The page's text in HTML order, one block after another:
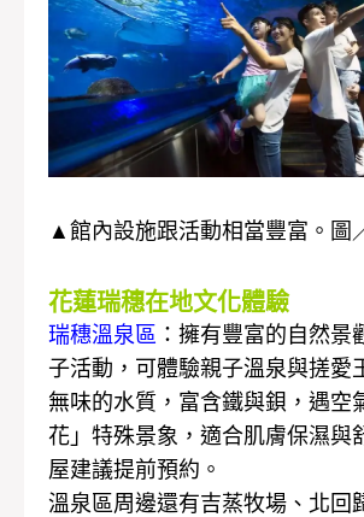
▲館內設施跟活動相當豐富。圖
花蓮瑞穗在地文化體驗
瑞穗溫泉區 ：擁有豐富的自然景
子活動，可體驗親子溫泉與搓愛
無味的水質，富含鐵與鋇，遇空
花」特殊景象，適合肌膚保濕與
屋建議提前預約。
溫泉區周邊還有吉蒸牧場、北回